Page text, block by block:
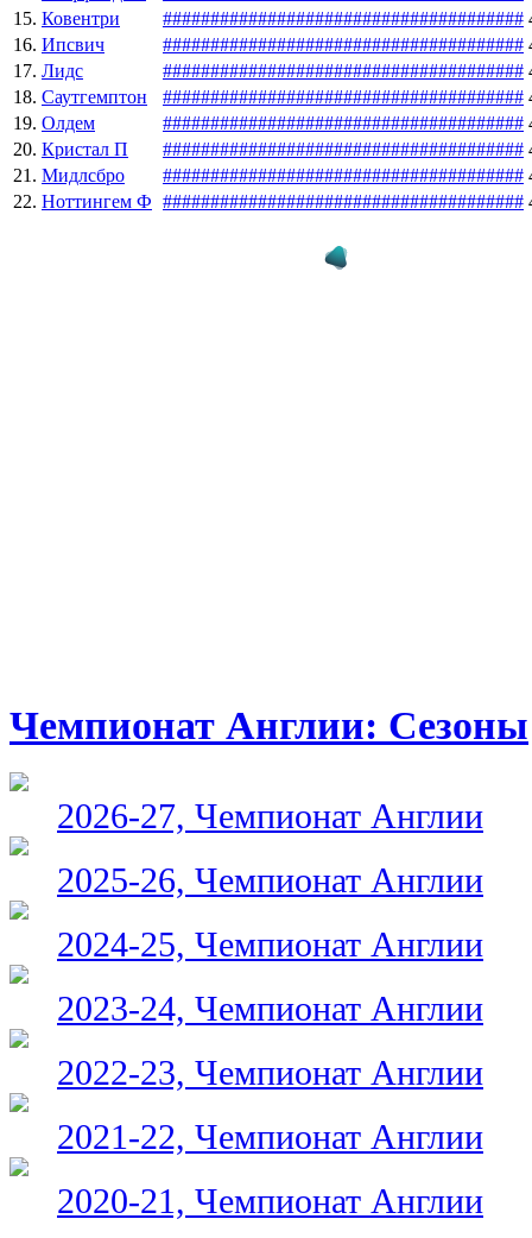
15. Ковентри ######################################
16. Ипсвич ######################################
17. Лидс ######################################
18. Саутгемптон ######################################
19. Олдем ######################################
20. Кристал П ######################################
21. Мидлсбро ######################################
22. Ноттингем Ф ######################################
Чемпионат Англии: Сезоны
2026-27, Чемпионат Англии
2025-26, Чемпионат Англии
2024-25, Чемпионат Англии
2023-24, Чемпионат Англии
2022-23, Чемпионат Англии
2021-22, Чемпионат Англии
2020-21, Чемпионат Англии